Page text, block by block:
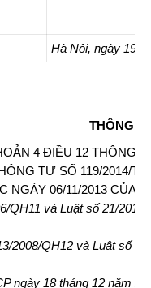
Hà Nội, ngày 19
THÔNG
4 ĐIỀU 12 THÔNG
TƯ SỐ 119/2014/
NGÀY 06/11/2013 CỦA
QH11 và Luật số 21/
2008/QH12 và Luật số
ngày 18 tháng 12 năm